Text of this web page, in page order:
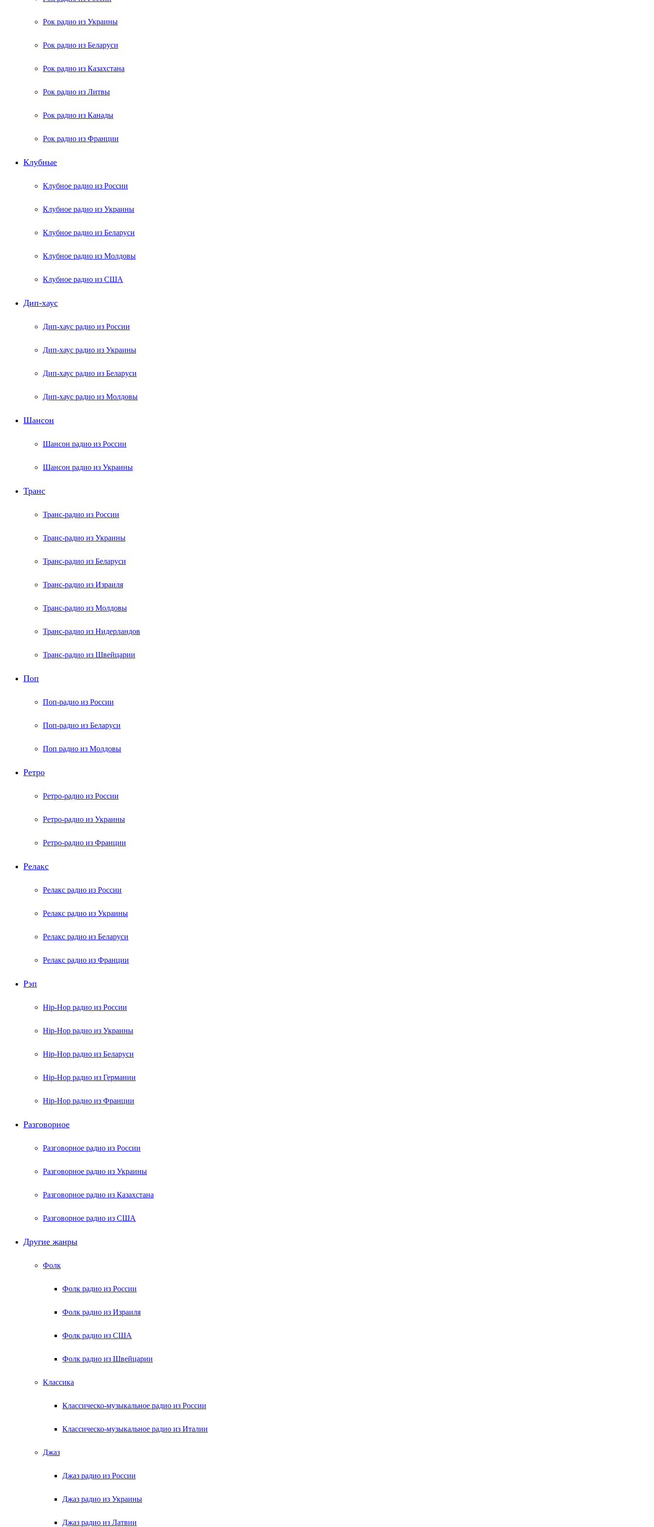
Рок радио из Украины
Рок радио из Беларуси
Рок радио из Казахстана
Рок радио из Литвы
Рок радио из Канады
Рок радио из Франции
Клубные
Клубное радио из России
Клубное радио из Украины
Клубное радио из Беларуси
Клубное радио из Молдовы
Клубное радио из США
Дип-хаус
Дип-хаус радио из России
Дип-хаус радио из Украины
Дип-хаус радио из Беларуси
Дип-хаус радио из Молдовы
Шансон
Шансон радио из России
Шансон радио из Украины
Транс
Транс-радио из России
Транс-радио из Украины
Транс-радио из Беларуси
Транс-радио из Израиля
Транс-радио из Молдовы
Транс-радио из Нидерландов
Транс-радио из Швейцарии
Поп
Поп-радио из России
Поп-радио из Беларуси
Поп радио из Молдовы
Ретро
Ретро-радио из России
Ретро-радио из Украины
Ретро-радио из Франции
Релакс
Релакс радио из России
Релакс радио из Украины
Релакс радио из Беларуси
Релакс радио из Франции
Рэп
Hip-Hop радио из России
Hip-Hop радио из Украины
Hip-Hop радио из Беларуси
Hip-Hop радио из Германии
Hip-Hop радио из Франции
Разговорное
Разговорное радио из России
Разговорное радио из Украины
Разговорное радио из Казахстана
Разговорное радио из США
Другие жанры
Фолк
Фолк радио из России
Фолк радио из Израиля
Фолк радио из США
Фолк радио из Швейцарии
Классика
Классическо-музыкальное радио из России
Классическо-музыкальное радио из Италии
Джаз
Джаз радио из России
Джаз радио из Украины
Джаз радио из Латвии